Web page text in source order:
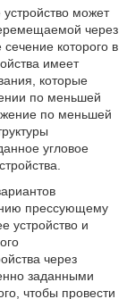
может
через
которого в
имеет
которые
по меньшей
по меньшей
угловое
прессующему
устройство и
через
заданными
чтобы провести